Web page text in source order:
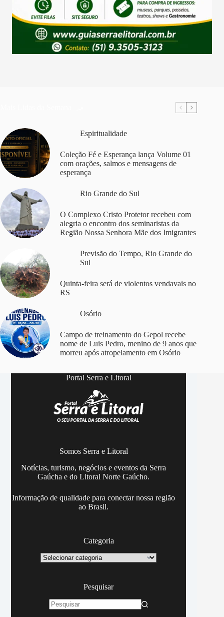
Espiritualidade
Coleção Fé e Esperança lança Volume 01
com orações, salmos e mensagens de
esperança
Rio Grande do Sul
O Complexo Cristo Protetor recebeu com
alegria o encontro dos seminaristas da
Região Nossa Senhora Mãe dos Imigrantes
Previsão do Tempo, Rio Grande do
Sul
Quinta-feira será de violentos vendavais no
RS
Osório
Campo de treinamento do Gepol recebe
nome de Luis Pedro, menino de 9 anos que
morreu após atropelamento em Osório
Portal Serra e Litoral
Somos Serra e Litoral
Notícias, turismo, negócios e eventos da Serra
Gaúcha e do Litoral Norte Gaúcho.
Informação de qualidade para conectar nossa região
ao Brasil.
Categoria
Categoria
Pesquisar